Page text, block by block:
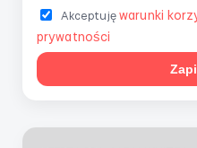
Akceptujęwarunki
prywatności